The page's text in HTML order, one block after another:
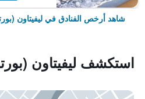
شاهد أرخص الفنادق في ليفيتاون
استكشف ليفيتاون